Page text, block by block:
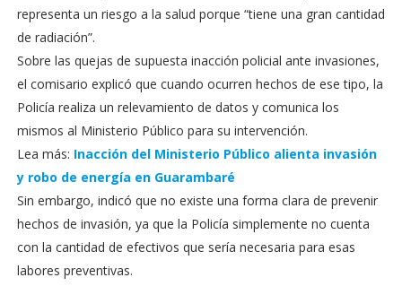
representa un riesgo a la salud porque “tiene una gran cantidad
de radiación”.
Sobre las quejas de supuesta inacción policial ante invasiones,
el comisario explicó que cuando ocurren hechos de ese tipo, la
Policía realiza un relevamiento de datos y comunica los
mismos al Ministerio Público para su intervención.
Lea más: Inacción del Ministerio Público alienta invasión
y robo de energía en Guarambaré
Sin embargo, indicó que no existe una forma clara de prevenir
hechos de invasión, ya que la Policía simplemente no cuenta
con la cantidad de efectivos que sería necesaria para esas
labores preventivas.